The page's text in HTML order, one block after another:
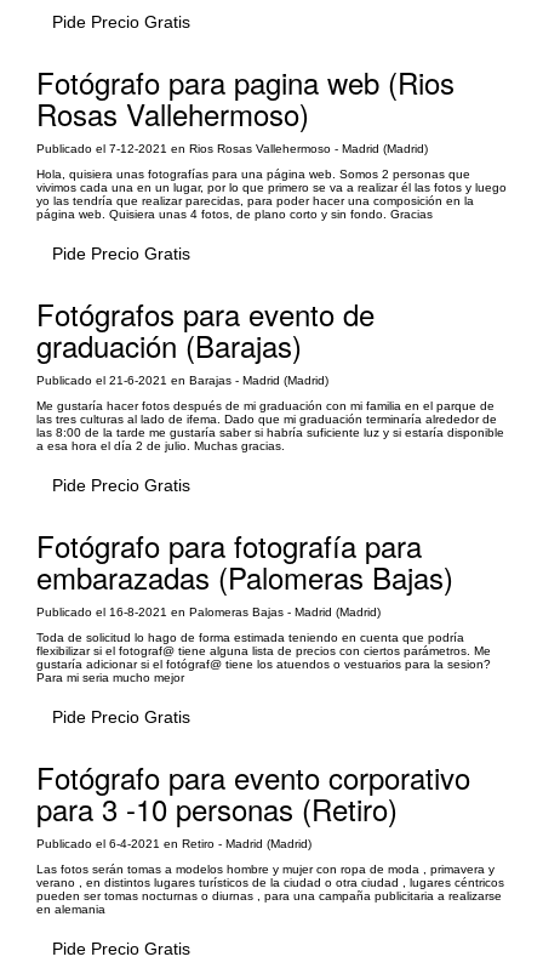
Pide Precio Gratis
Fotógrafo para pagina web (Rios
Rosas Vallehermoso)
Publicado el 7-12-2021 en Rios Rosas Vallehermoso - Madrid (Madrid)
Hola, quisiera unas fotografías para una página web. Somos 2 personas que
vivimos cada una en un lugar, por lo que primero se va a realizar él las fotos y luego
yo las tendría que realizar parecidas, para poder hacer una composición en la
página web. Quisiera unas 4 fotos, de plano corto y sin fondo. Gracias
Pide Precio Gratis
Fotógrafos para evento de
graduación (Barajas)
Publicado el 21-6-2021 en Barajas - Madrid (Madrid)
Me gustaría hacer fotos después de mi graduación con mi familia en el parque de
las tres culturas al lado de ifema. Dado que mi graduación terminaría alrededor de
las 8:00 de la tarde me gustaría saber si habría suficiente luz y si estaría disponible
a esa hora el día 2 de julio. Muchas gracias.
Pide Precio Gratis
Fotógrafo para fotografía para
embarazadas (Palomeras Bajas)
Publicado el 16-8-2021 en Palomeras Bajas - Madrid (Madrid)
Toda de solicitud lo hago de forma estimada teniendo en cuenta que podría
flexibilizar si el fotograf@ tiene alguna lista de precios con ciertos parámetros. Me
gustaría adicionar si el fotógraf@ tiene los atuendos o vestuarios para la sesion?
Para mi seria mucho mejor
Pide Precio Gratis
Fotógrafo para evento corporativo
para 3 -10 personas (Retiro)
Publicado el 6-4-2021 en Retiro - Madrid (Madrid)
Las fotos serán tomas a modelos hombre y mujer con ropa de moda , primavera y
verano , en distintos lugares turísticos de la ciudad o otra ciudad , lugares céntricos
pueden ser tomas nocturnas o diurnas , para una campaña publicitaria a realizarse
en alemania
Pide Precio Gratis